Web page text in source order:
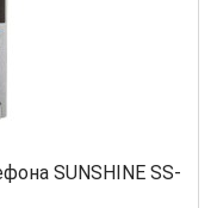
SUNSHINE SS-